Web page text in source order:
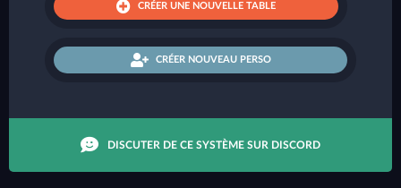
CRÉER UNE NOUVELLE TABLE
CRÉER NOUVEAU PERSO
DISCUTER DE CE SYSTÈME SUR DISCORD